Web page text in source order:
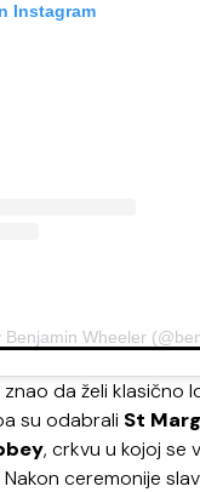
Instagram
Benjamin Wheeler
da želi klasično
su odabrali St
, crkvu u kojoj se
ceremonije